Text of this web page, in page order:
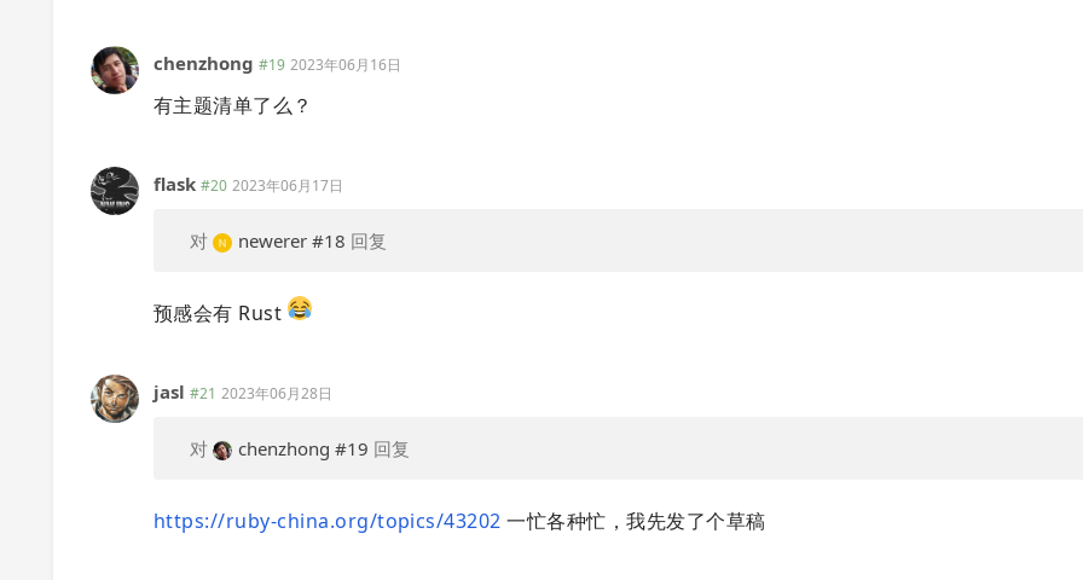
chenzhong #19 2023年06月16日
有主题清单了么？
flask #20 2023年06月17日
对 newerer #18 回复
预感会有 Rust
jasl #21 2023年06月28日
对 chenzhong #19 回复
https://ruby-china.org/topics/43202 一忙各种忙，我先发了个草稿